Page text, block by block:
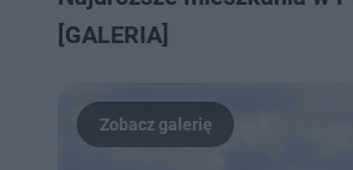
[GALERIA]